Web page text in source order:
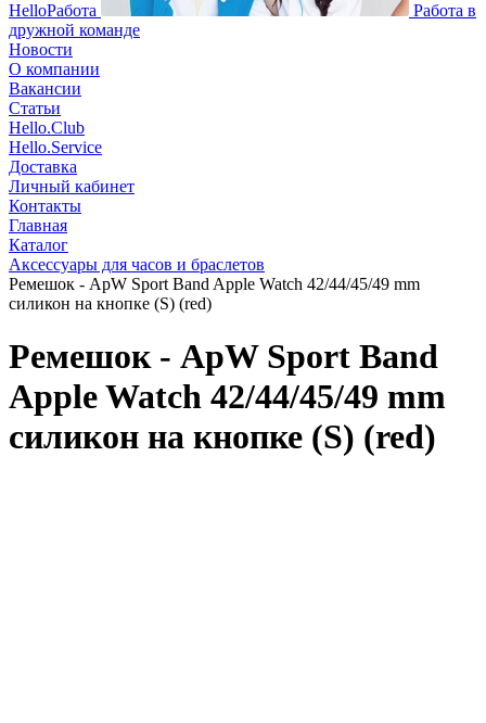
HelloРабота
Работа в
дружной команде
Новости
О компании
Вакансии
Статьи
Hello.Club
Hello.Service
Доставка
Личный кабинет
Контакты
Главная
Каталог
Аксессуары для часов и браслетов
Ремешок - ApW Sport Band Apple Watch 42/44/45/49 mm
силикон на кнопке (S) (red)
Ремешок - ApW Sport Band
Apple Watch 42/44/45/49 mm
силикон на кнопке (S) (red)